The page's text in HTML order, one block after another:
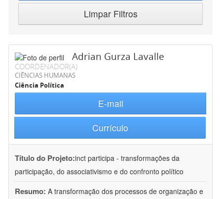
Limpar Filtros
Adrian Gurza Lavalle
COORDENADOR(A)
CIÊNCIAS HUMANAS
Ciência Política
E-mail
Currículo
Título do Projeto:inct participa - transformações da
participação, do associativismo e do confronto político
Resumo: A transformação dos processos de organização e